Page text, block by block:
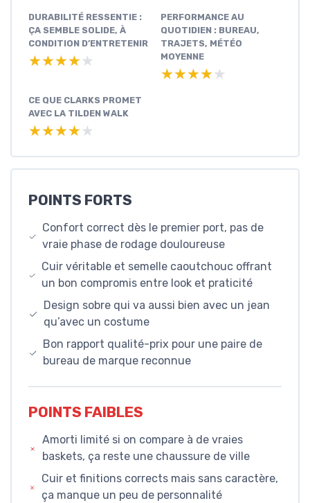
DURABILITÉ RESSENTIE :
ÇA SEMBLE SOLIDE, À
CONDITION D’ENTRETENIR
★★★★★
★★★★★
PERFORMANCE AU
QUOTIDIEN : BUREAU,
TRAJETS, MÉTÉO
MOYENNE
★★★★★
★★★★★
CE QUE CLARKS PROMET
AVEC LA TILDEN WALK
★★★★★
★★★★★
POINTS FORTS
Confort correct dès le premier port, pas de
vraie phase de rodage douloureuse
Cuir véritable et semelle caoutchouc offrant
un bon compromis entre look et praticité
Design sobre qui va aussi bien avec un jean
qu’avec un costume
Bon rapport qualité-prix pour une paire de
bureau de marque reconnue
POINTS FAIBLES
Amorti limité si on compare à de vraies
baskets, ça reste une chaussure de ville
Cuir et finitions corrects mais sans caractère,
ça manque un peu de personnalité